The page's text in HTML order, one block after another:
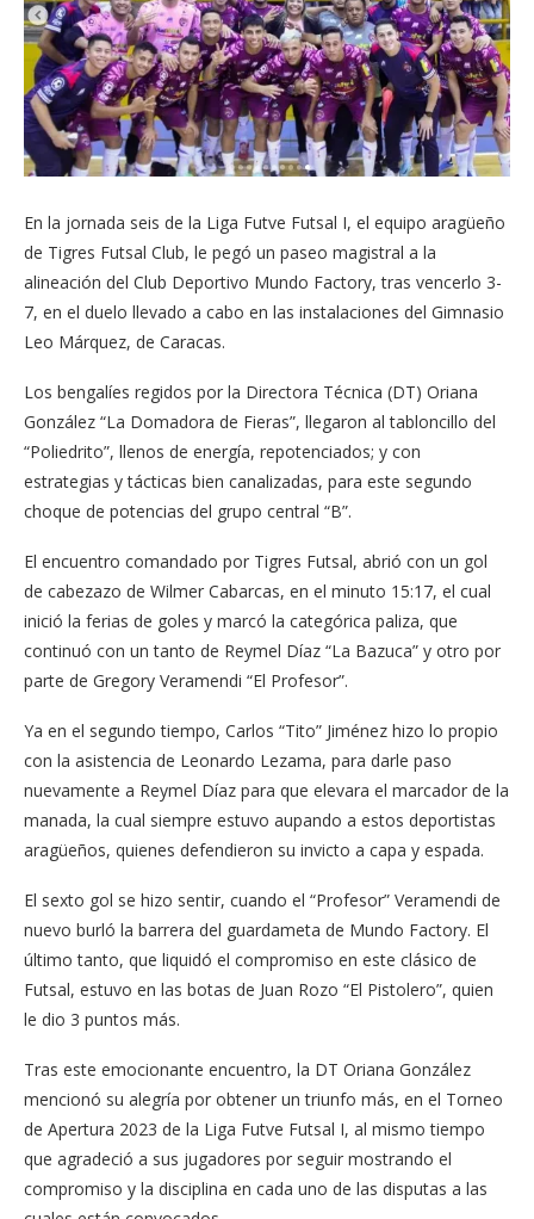
En la jornada seis de la Liga Futve Futsal I, el equipo aragüeño
de Tigres Futsal Club, le pegó un paseo magistral a la
alineación del Club Deportivo Mundo Factory, tras vencerlo 3-
7, en el duelo llevado a cabo en las instalaciones del Gimnasio
Leo Márquez, de Caracas.
Los bengalíes regidos por la Directora Técnica (DT) Oriana
González “La Domadora de Fieras”, llegaron al tabloncillo del
“Poliedrito”, llenos de energía, repotenciados; y con
estrategias y tácticas bien canalizadas, para este segundo
choque de potencias del grupo central “B”.
El encuentro comandado por Tigres Futsal, abrió con un gol
de cabezazo de Wilmer Cabarcas, en el minuto 15:17, el cual
inició la ferias de goles y marcó la categórica paliza, que
continuó con un tanto de Reymel Díaz “La Bazuca” y otro por
parte de Gregory Veramendi “El Profesor”.
Ya en el segundo tiempo, Carlos “Tito” Jiménez hizo lo propio
con la asistencia de Leonardo Lezama, para darle paso
nuevamente a Reymel Díaz para que elevara el marcador de la
manada, la cual siempre estuvo aupando a estos deportistas
aragüeños, quienes defendieron su invicto a capa y espada.
El sexto gol se hizo sentir, cuando el “Profesor” Veramendi de
nuevo burló la barrera del guardameta de Mundo Factory. El
último tanto, que liquidó el compromiso en este clásico de
Futsal, estuvo en las botas de Juan Rozo “El Pistolero”, quien
le dio 3 puntos más.
Tras este emocionante encuentro, la DT Oriana González
mencionó su alegría por obtener un triunfo más, en el Torneo
de Apertura 2023 de la Liga Futve Futsal I, al mismo tiempo
que agradeció a sus jugadores por seguir mostrando el
compromiso y la disciplina en cada uno de las disputas a las